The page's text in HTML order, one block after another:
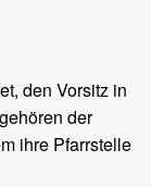
den Vorsitz in
der
ihre Pfarrstelle